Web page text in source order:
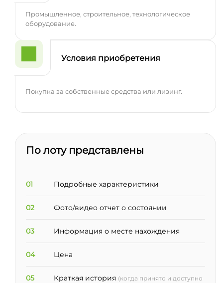
Промышленное, строительное, технологическое
оборудование.
Условия приобретения
Покупка за собственные средства или лизинг.
По лоту представлены
01 Подробные характеристики
02 Фото/видео отчет о состоянии
03 Информация о месте нахождения
04 Цена
05 Краткая история (когда принято и доступно